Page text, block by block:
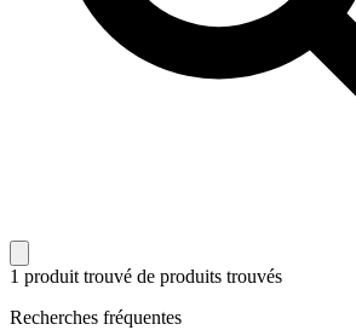
1 produit trouvé de produits trouvés
Recherches fréquentes